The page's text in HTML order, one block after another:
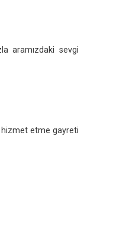
aramızdaki sevgi
hizmet etme gayreti